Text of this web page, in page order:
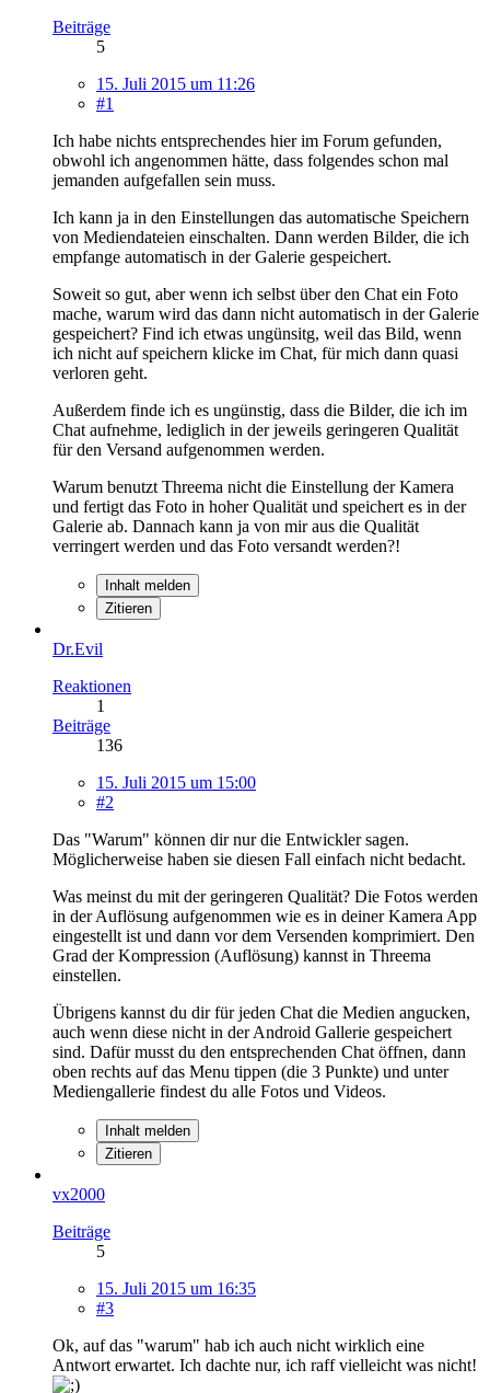
Beiträge
5
15. Juli 2015 um 11:26
#1
Ich habe nichts entsprechendes hier im Forum gefunden,
obwohl ich angenommen hätte, dass folgendes schon mal
jemanden aufgefallen sein muss.
Ich kann ja in den Einstellungen das automatische Speichern
von Mediendateien einschalten. Dann werden Bilder, die ich
empfange automatisch in der Galerie gespeichert.
Soweit so gut, aber wenn ich selbst über den Chat ein Foto
mache, warum wird das dann nicht automatisch in der Galerie
gespeichert? Find ich etwas ungünsitg, weil das Bild, wenn
ich nicht auf speichern klicke im Chat, für mich dann quasi
verloren geht.
Außerdem finde ich es ungünstig, dass die Bilder, die ich im
Chat aufnehme, lediglich in der jeweils geringeren Qualität
für den Versand aufgenommen werden.
Warum benutzt Threema nicht die Einstellung der Kamera
und fertigt das Foto in hoher Qualität und speichert es in der
Galerie ab. Dannach kann ja von mir aus die Qualität
verringert werden und das Foto versandt werden?!
Inhalt melden
Zitieren
Dr.Evil
Reaktionen
1
Beiträge
136
15. Juli 2015 um 15:00
#2
Das "Warum" können dir nur die Entwickler sagen.
Möglicherweise haben sie diesen Fall einfach nicht bedacht.
Was meinst du mit der geringeren Qualität? Die Fotos werden
in der Auflösung aufgenommen wie es in deiner Kamera App
eingestellt ist und dann vor dem Versenden komprimiert. Den
Grad der Kompression (Auflösung) kannst in Threema
einstellen.
Übrigens kannst du dir für jeden Chat die Medien angucken,
auch wenn diese nicht in der Android Gallerie gespeichert
sind. Dafür musst du den entsprechenden Chat öffnen, dann
oben rechts auf das Menu tippen (die 3 Punkte) und unter
Mediengallerie findest du alle Fotos und Videos.
Inhalt melden
Zitieren
vx2000
Beiträge
5
15. Juli 2015 um 16:35
#3
Ok, auf das "warum" hab ich auch nicht wirklich eine
Antwort erwartet. Ich dachte nur, ich raff vielleicht was nicht!